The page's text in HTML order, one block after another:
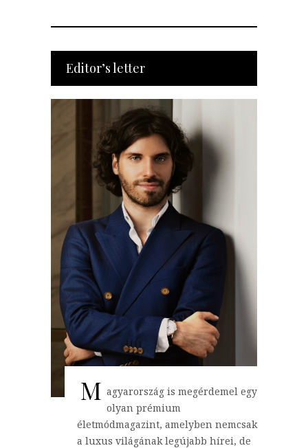
Editor’s letter
M agyarország is megérdemel egy
olyan prémium
életmódmagazint, amelyben nemcsak
a luxus világának legújabb hírei, de